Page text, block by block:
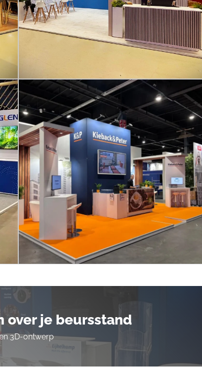
over je beursstand
3D-ontwerp